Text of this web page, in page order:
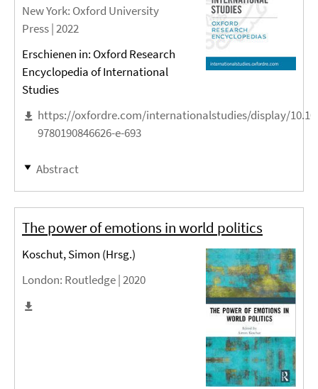
New York: Oxford University
Press |2022
Erschienen in: Oxford Research
Encyclopedia of International
Studies
https://oxfordre.com/internationalstudies/display/
9780190846626-e-693
Abstract
The power of emotions in world politics
Koschut, Simon (Hrsg.)
London: Routledge |2020